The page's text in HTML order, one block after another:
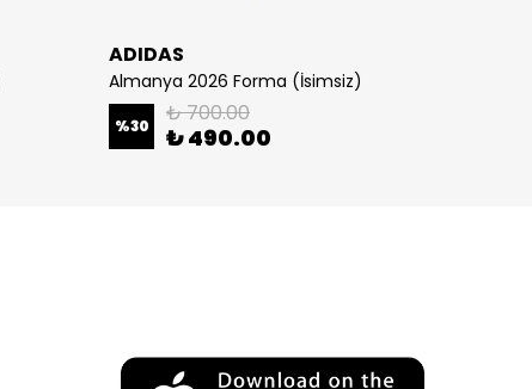
ADIDAS
Almanya 2026 Forma (İsimsiz)
%30 ₺ 700.00
₺ 490.00